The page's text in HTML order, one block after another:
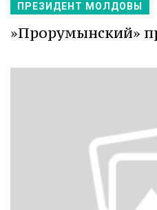
ПРЕЗИДЕНТ МОЛДОВЫ
»Прорумынский»